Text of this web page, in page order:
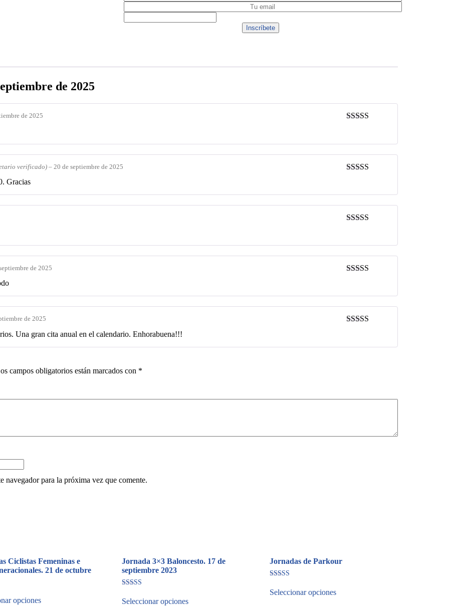
de 2025
de 2025
verificado) – 20 de septiembre de 2025
Gracias
de 2025
de 2025
Una gran cita anual en el calendario. Enhorabuena!!!
campos obligatorios están marcados con *
navegador para la próxima vez que comente.
Ciclistas Femeninas e
21 de octubre
opciones
Jornada 3×3 Baloncesto. 17 de
septiembre 2023
en
4.00
Seleccionar opciones
Jornadas de Parkour
en
4.00
Seleccionar opciones